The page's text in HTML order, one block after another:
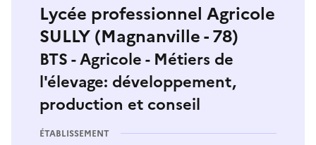
Lycée professionnel Agricole
SULLY (Magnanville - 78)
BTS - Agricole - Métiers de
l'élevage: développement,
production et conseil
ÉTABLISSEMENT